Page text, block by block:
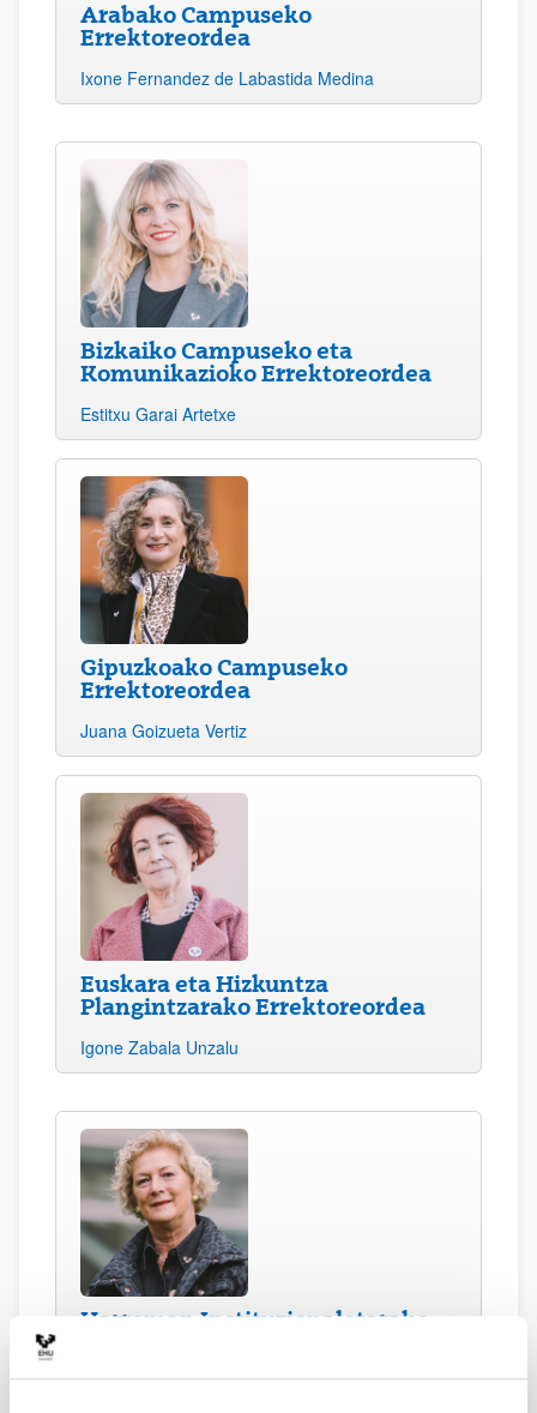
Arabako Campuseko
Errektoreordea
Ixone Fernandez de Labastida Medina
Bizkaiko Campuseko eta
Komunikazioko Errektoreordea
Estitxu Garai Artetxe
Gipuzkoako Campuseko
Errektoreordea
Juana Goizueta Vertiz
Euskara eta Hizkuntza
Plangintzarako Errektoreordea
Igone Zabala Unzalu
Harreman Instituzionaletarako
Marian Iriarte Ormazabal